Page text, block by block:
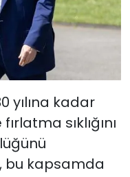
yılına kadar
sıklığını
bu kapsamda